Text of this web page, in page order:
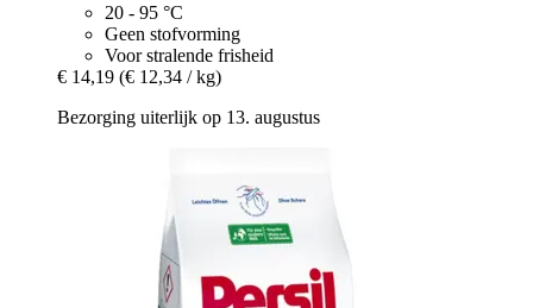
20 - 95 °C
Geen stofvorming
Voor stralende frisheid
€ 14,19 (€ 12,34 / kg)
Bezorging uiterlijk op 13. augustus